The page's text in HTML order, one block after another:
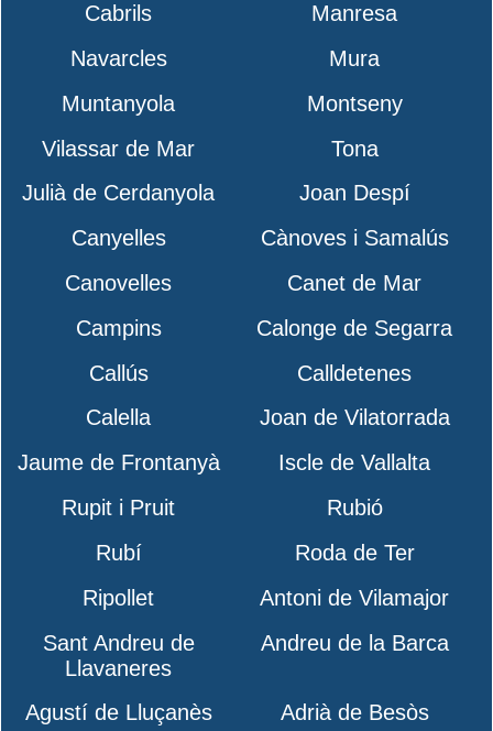
Cabrils
Manresa
Navarcles
Mura
Muntanyola
Montseny
Vilassar de Mar
Tona
Julià de Cerdanyola
Joan Despí
Canyelles
Cànoves i Samalús
Canovelles
Canet de Mar
Campins
Calonge de Segarra
Callús
Calldetenes
Calella
Joan de Vilatorrada
Jaume de Frontanyà
Iscle de Vallalta
Rupit i Pruit
Rubió
Rubí
Roda de Ter
Ripollet
Antoni de Vilamajor
Sant Andreu de
Llavaneres
Andreu de la Barca
Agustí de Lluçanès Adrià de Besòs